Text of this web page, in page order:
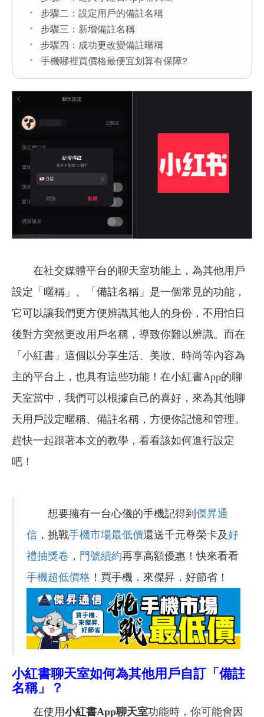
步驟二：設定用戶的備註名稱
步驟三：新增備註名稱
步驟四：成功更改變備註暱稱
手機哪裡買價格最便宜划算有保障?
在社交媒體平台的聊天室功能上，為其他用戶
設定「暱稱」、「備註名稱」是一個常見的功能，
它可以讓我們更方便辨識其他人的身份，不用怕日
後對方突然更改用戶名稱，導致你難以辨識。而在
「小紅書」這個以分享生活、美妝、時尚等內容為
主的平台上，也具有這些功能！在小紅書App的聊
天室當中，我們可以根據自己的喜好，來為其他聊
天用戶設定暱稱、備註名稱，方便你記憶和管理。
趕快一起跟著本文的教學，看看該如何進行設定
吧！
想要擁有一台心儀的手機記得到 傑昇通
信 ，挑戰手機市場最低價還送千元尊榮卡及好
禮抽獎卷 ， 門號續約再享高額優惠！快來看看
手機超低價格 ！買手機．來傑昇．好節省！
小紅書聊天室如何為其他用戶自訂「備註
名稱」？
在使用小紅書App聊天室功能時，你可能會因